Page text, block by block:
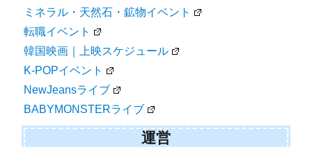
ミネラル・天然石・鉱物イベント
転職イベント
韓国映画｜上映スケジュール
K-POPイベント
NewJeansライブ
BABYMONSTERライブ
運営